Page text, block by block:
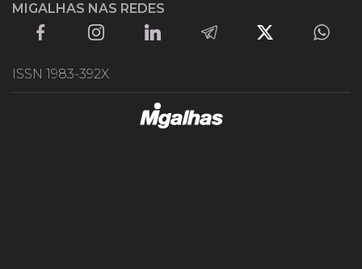
MIGALHAS NAS REDES
ISSN 1983-392X